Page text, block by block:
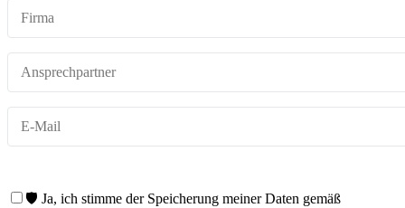
🛡️ Ja, ich stimme der Speicherung meiner Daten gemäß